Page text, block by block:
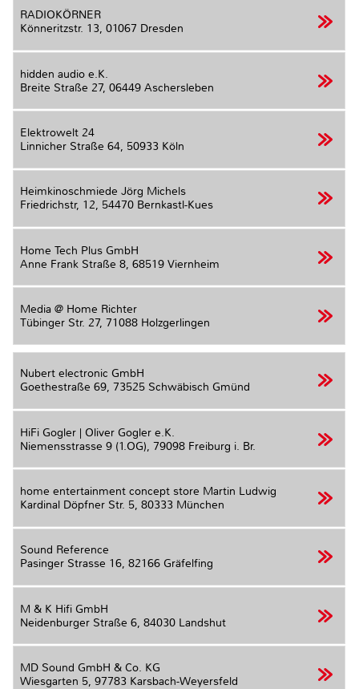
RADIOKÖRNER
Könneritzstr. 13, 01067 Dresden
hidden audio e.K.
Breite Straße 27, 06449 Aschersleben
Elektrowelt 24
Linnicher Straße 64, 50933 Köln
Heimkinoschmiede Jörg Michels
Friedrichstr, 12, 54470 Bernkastl-Kues
Home Tech Plus GmbH
Anne Frank Straße 8, 68519 Viernheim
Media @ Home Richter
Tübinger Str. 27, 71088 Holzgerlingen
Nubert electronic GmbH
Goethestraße 69, 73525 Schwäbisch Gmünd
HiFi Gogler | Oliver Gogler e.K.
Niemensstrasse 9 (1.OG), 79098 Freiburg i. Br.
home entertainment concept store Martin Ludwig
Kardinal Döpfner Str. 5, 80333 München
Sound Reference
Pasinger Strasse 16, 82166 Gräfelfing
M & K Hifi GmbH
Neidenburger Straße 6, 84030 Landshut
MD Sound GmbH & Co. KG
Wiesgarten 5, 97783 Karsbach-Weyersfeld